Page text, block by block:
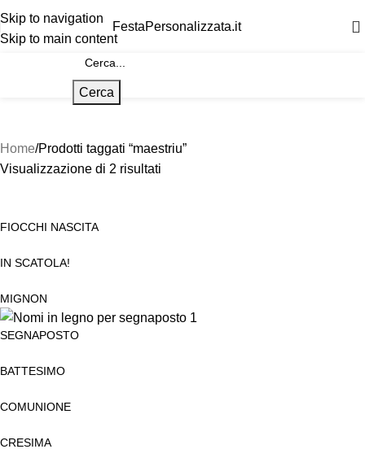
Skip to navigation
Skip to main content
FestaPersonalizzata.it
Cerca
Home Prodotti taggati “maestriu”
Visualizzazione di 2 risultati
FIOCCHI NASCITA
IN SCATOLA!
MIGNON
SEGNAPOSTO
BATTESIMO
COMUNIONE
CRESIMA